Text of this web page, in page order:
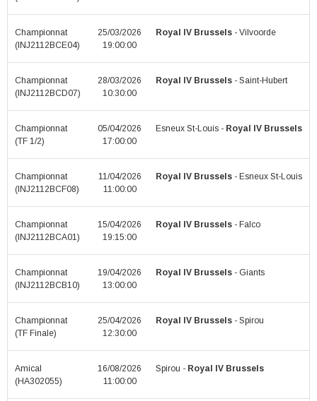
Championnat
(INJ2112BCE04)
25/03/2026
19:00:00
Royal IV Brussels - Vilvoorde
Championnat
(INJ2112BCD07)
28/03/2026
10:30:00
Royal IV Brussels - Saint-Hubert
Championnat
(TF 1/2)
05/04/2026
17:00:00
Esneux St-Louis - Royal IV Brussels
Championnat
(INJ2112BCF08)
11/04/2026
11:00:00
Royal IV Brussels - Esneux St-Louis
Championnat
(INJ2112BCA01)
15/04/2026
19:15:00
Royal IV Brussels - Falco
Championnat
(INJ2112BCB10)
19/04/2026
13:00:00
Royal IV Brussels - Giants
Championnat
(TF Finale)
25/04/2026
12:30:00
Royal IV Brussels - Spirou
Amical
(HA302055)
16/08/2026
11:00:00
Spirou - Royal IV Brussels